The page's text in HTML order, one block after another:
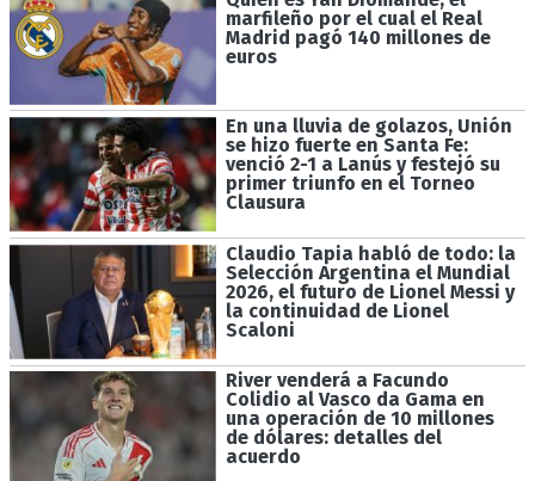
marfileño por el cual el Real
Madrid pagó 140 millones de
euros
En una lluvia de golazos, Unión
se hizo fuerte en Santa Fe:
venció 2-1 a Lanús y festejó su
primer triunfo en el Torneo
Clausura
Claudio Tapia habló de todo: la
Selección Argentina el Mundial
2026, el futuro de Lionel Messi y
la continuidad de Lionel
Scaloni
River venderá a Facundo
Colidio al Vasco da Gama en
una operación de 10 millones
de dólares: detalles del
acuerdo